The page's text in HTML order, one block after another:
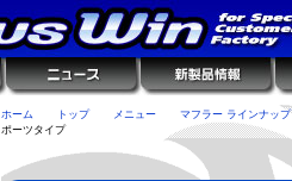
ホーム トップ メニュー マフラー ラインナップ
ポーツタイプ